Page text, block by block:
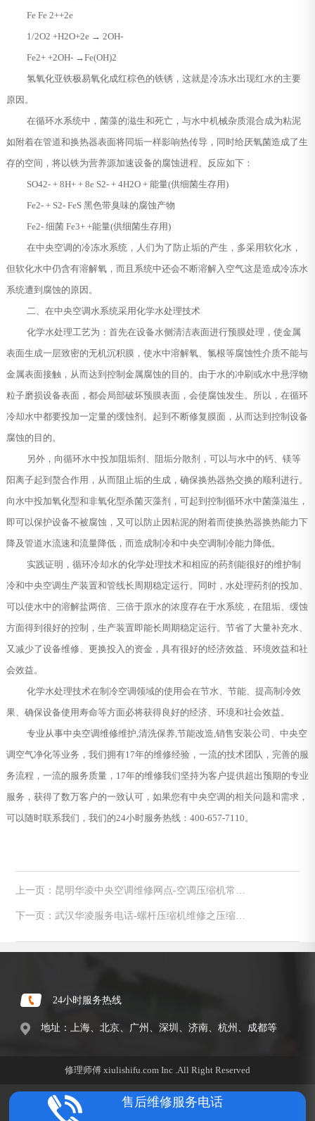
Fe Fe 2++2e
1/2O2 +H2O+2e → 2OH-
Fe2+ +2OH- →Fe(OH)2
氢氧化亚铁极易氧化成红棕色的铁锈，这就是冷冻水出现红水的主要
原因。
在循环水系统中，菌藻的滋生和死亡，与水中机械杂质混合成为粘泥
如附着在管道和换热器表面将同垢一样影响热传导，同时给厌氧菌造成了生
存的空间，将以铁为营养源加速设备的腐蚀进程。反应如下：
SO42- + 8H+ + 8e S2- + 4H2O + 能量(供细菌生存用)
Fe2- + S2- FeS 黑色带臭味的腐蚀产物
Fe2- 细菌 Fe3+ +能量(供细菌生存用)
在中央空调的冷冻水系统，人们为了防止垢的产生，多采用软化水，
但软化水中仍含有溶解氧，而且系统中还会不断溶解入空气这是造成冷冻水
系统遭到腐蚀的原因。
二、在中央空调水系统采用化学水处理技术
化学水处理工艺为：首先在设备水侧清洁表面进行预膜处理，使金属
表面生成一层致密的无机沉积膜，使水中溶解氧、氯根等腐蚀性介质不能与
金属表面接触，从而达到控制金属腐蚀的目的。由于水的冲刷或水中悬浮物
粒子磨损设备表面，都会局部破坏预膜表面，会使腐蚀发生。所以，在循环
冷却水中都要投加一定量的缓蚀剂。起到不断修复膜面，从而达到控制设备
腐蚀的目的。
另外，向循环水中投加阻垢剂、阻垢分散剂，可以与水中的钙、镁等
阳离子起到螯合作用，从而阻止垢的生成，确保换热器热交换的顺利进行。
向水中投加氧化型和非氧化型杀菌灭藻剂，可起到控制循环水中菌藻滋生，
即可以保护设备不被腐蚀，又可以防止因粘泥的附着而使换热器换热能力下
降及管道水流速和流量降低，而造成制冷和中央空调制冷能力降低。
实践证明，循环冷却水的化学处理技术和相应的药剂能很好的维护制
冷和中央空调生产装置和管线长周期稳定运行。同时，水处理药剂的投加、
可以使水中的溶解盐两倍、三倍于原水的浓度存在于水系统，在阻垢、缓蚀
方面得到很好的控制，生产装置即能长周期稳定运行。节省了大量补充水、
又减少了设备维修、更换投入的资金，具有很好的经济效益、环境效益和社
会效益。
化学水处理技术在制冷空调领域的使用会在节水、节能、提高制冷效
果、确保设备使用寿命等方面必将获得良好的经济、环境和社会效益。
专业从事中央空调维修维护,清洗保养,节能改造,销售安装公司、中央空
调空气净化等业务，我们拥有17年的维修经验，一流的技术团队，完善的服
务流程，一流的服务质量，17年的维修我们坚持为客户提供超出预期的专业
服务，获得了数万客户的一致认可，如果您有中央空调的相关问题和需求，
可以随时联系我们，我们的24小时服务热线：400-657-7110。
上一页：昆明华凌中央空调维修网点-空调压缩机常见
下一页：武汉华凌服务电话-螺杆压缩机维修之压缩机
24小时服务热线
地址：上海、北京、广州、深圳、济南、杭州、成都等
修理师傅 xiulishifu.com Inc .All Right Reserved
售后维修服务电话